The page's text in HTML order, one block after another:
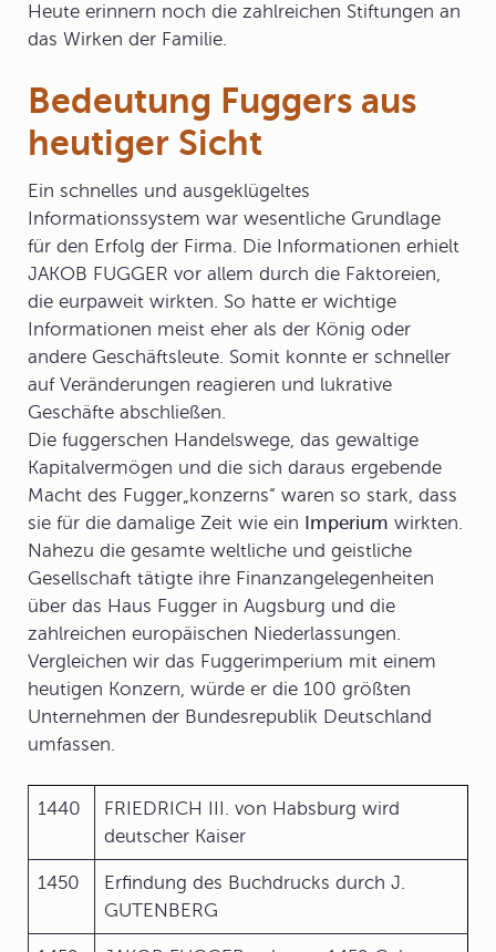
Heute erinnern noch die zahlreichen Stiftungen an
das Wirken der Familie.
Bedeutung Fuggers aus
heutiger Sicht
Ein schnelles und ausgeklügeltes
Informationssystem war wesentliche Grundlage
für den Erfolg der Firma. Die Informationen erhielt
JAKOB FUGGER vor allem durch die Faktoreien,
die eurpaweit wirkten. So hatte er wichtige
Informationen meist eher als der König oder
andere Geschäftsleute. Somit konnte er schneller
auf Veränderungen reagieren und lukrative
Geschäfte abschließen.
Die fuggerschen Handelswege, das gewaltige
Kapitalvermögen und die sich daraus ergebende
Macht des Fugger„konzerns“ waren so stark, dass
sie für die damalige Zeit wie ein Imperium wirkten.
Nahezu die gesamte weltliche und geistliche
Gesellschaft tätigte ihre Finanzangelegenheiten
über das Haus Fugger in Augsburg und die
zahlreichen europäischen Niederlassungen.
Vergleichen wir das Fuggerimperium mit einem
heutigen Konzern, würde er die 100 größten
Unternehmen der Bundesrepublik Deutschland
umfassen.
1440
FRIEDRICH III. von Habsburg wird
deutscher Kaiser
1450
Erfindung des Buchdrucks durch J.
GUTENBERG